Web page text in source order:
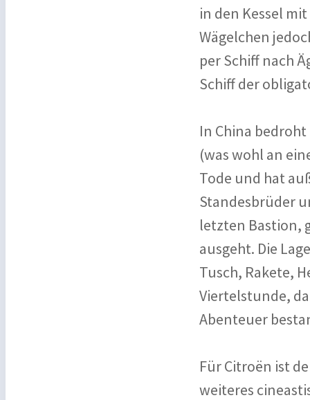
in den Kessel
Wägelchen
per Schiff nach
Schiff der
In China
(was wohl an
Tode und hat
Standesbrüder
letzten Bastion,
ausgeht. Die
Tusch, Rakete,
Viertelstunde,
Abenteuer
Für Citroën ist
weiteres